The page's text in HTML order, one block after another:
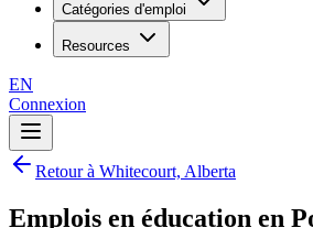
Catégories d'emploi
Resources
EN
Connexion
Retour à Whitecourt, Alberta
Emplois en éducation en